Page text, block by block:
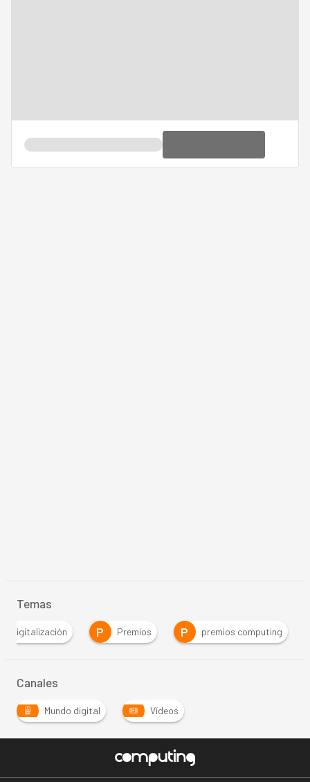
Temas
Digitalización P Premios P premios computing
Canales
Mundo digital Vídeos